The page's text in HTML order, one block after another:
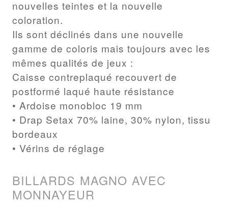
nouvelles teintes et la nouvelle
coloration.
Ils sont déclinés dans une nouvelle
gamme de coloris mais toujours avec les
mêmes qualités de jeux :
Caisse contreplaqué recouvert de
postformé laqué haute résistance
• Ardoise monobloc 19 mm
• Drap Setax 70% laine, 30% nylon, tissu
bordeaux
• Vérins de réglage
BILLARDS MAGNO AVEC
MONNAYEUR